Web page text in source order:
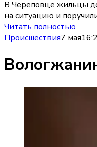
В Череповце жильцы
на ситуацию и
Читать полностью
Происшествия7 мая